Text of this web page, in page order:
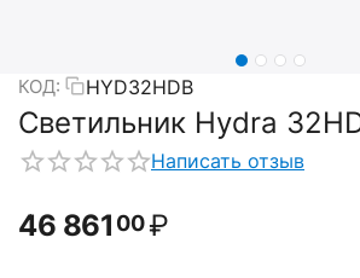
КОД: HYD32HDB
Светильник Hydra
Написать отзыв
46 861 00₽